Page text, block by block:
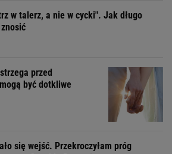
w talerz, a nie w cycki". Jak długo
przed
być dotkliwe
się wejść. Przekroczyłam próg